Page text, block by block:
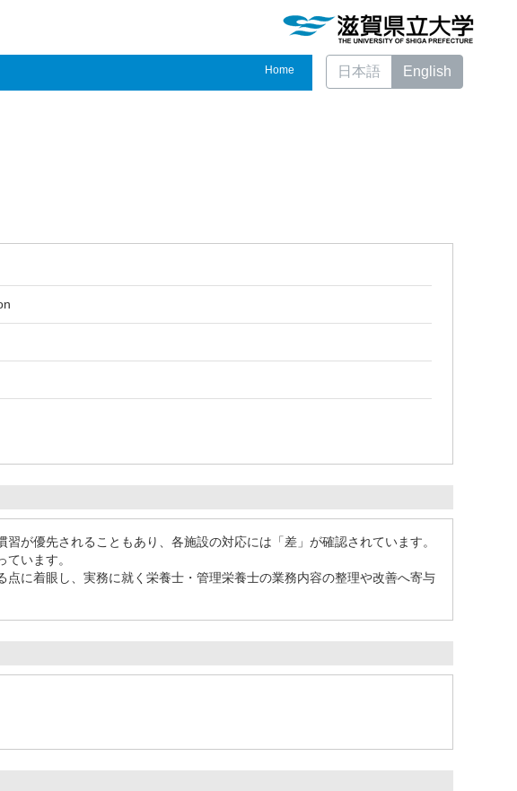
Home 日本語 English
が優先されることもあり、各施設の対応には「差」が確認されています。
います。
に着眼し、実務に就く栄養士・管理栄養士の業務内容の整理や改善へ寄与